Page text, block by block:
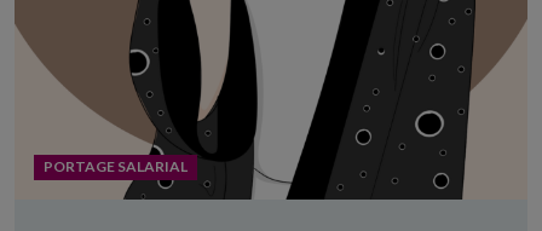
PORTAGE SALARIAL